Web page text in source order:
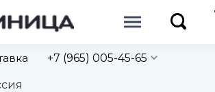
+7 (965) 005-45-65